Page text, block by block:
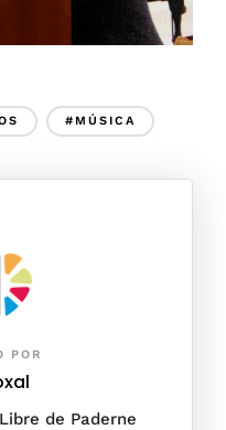
#MÚSICA
POR
de Paderne